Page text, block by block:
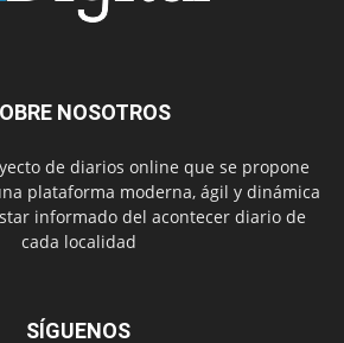
NOSOTROS
de diarios online que se propone
plataforma moderna, ágil y dinámica
informado del acontecer diario de
cada localidad
SÍGUENOS